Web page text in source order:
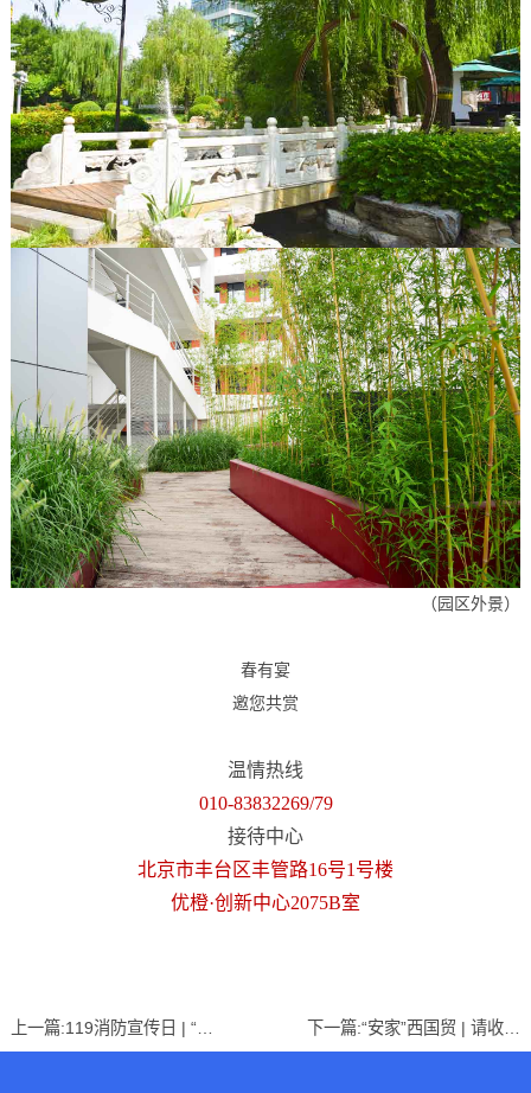
（园区外景）
春有宴
邀您共赏
温情热线
010-83832269/79
接待中心
北京市丰台区丰管路16号1号楼
优橙·创新中心2075B室
上一篇: 下一篇: “安家”西国贸 | 请收好这份选址攻略！